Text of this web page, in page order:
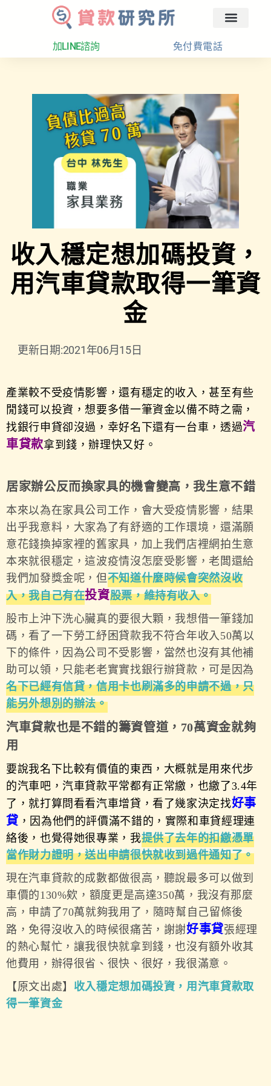
加LINE諮詢 免付費電話
收入穩定想加碼投資，
用汽車貸款取得一筆資
金
更新日期:2021年06月15日
產業較不受疫情影響，還有穩定的收入，甚至有些
閒錢可以投資 ，想要多借一筆資金以備不時之需，
找銀行申貸卻沒過，幸好名下還有一台車，透過汽
車貸款拿到錢，辦理快又好。
居家辦公反而換家具的機會變高，我生意不錯
本來以為在家具公司工作，會大受疫情影響，結果
出乎我意料，大家為了有舒適的工作環境，還滿願
意花錢換掉家裡的舊家具，加上我們店裡網拍生意
本來就很穩定，這波疫情沒怎麼受影響，老闆還給
我們加發獎金呢，但不知道什麼時候會突然沒收
入，我自己有在投資股票，維持有收入。
股市上沖下洗心臟真的要很大顆，我想借一筆錢加
碼，看了一下勞工紓困貸款我不符合年收入50萬以
下的條件，因為公司不受影響，當然也沒有其他補
助可以領，只能老老實實找銀行辦貸款，可是因為
名下已經有信貸，信用卡也刷滿多的申請不過，只
能另外想別的辦法。
汽車貸款也是不錯的籌資管道，70萬資金就夠
用
要說我名下比較有價值的東西，大概就是用來代步
的汽車吧，汽車貸款平常都有正常繳，也繳了3.4年
了，就打算問看看汽車增貸，看了幾家決定找好事
貸 ，因為他們的評價滿不錯的，實際和車貸經理連
絡後，也覺得她很專業，我提供了去年的扣繳憑單
當作財力證明，送出申請很快就收到過件通知了。
現在汽車貸款的成數都做很高，聽說最多可以做到
車價的130%欸，額度更是高達350萬，我沒有那麼
高，申請了70萬就夠我用了，隨時幫自己留條後
路，免得沒收入的時候很痛苦，謝謝好事貸張經理
的熱心幫忙，讓我很快就拿到錢，也沒有額外收其
他費用，辦得很省、很快、很好，我很滿意。
【原文出處】 收入穩定想加碼投資，用汽車貸款取
得一筆資金